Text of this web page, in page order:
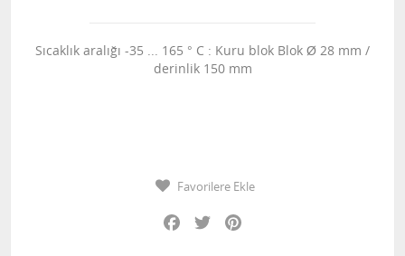
Sıcaklık aralığı -35 ... 165 ° C : Kuru blok Blok Ø 28 mm /
derinlik 150 mm
Favorilere Ekle
Facebook
Twitter